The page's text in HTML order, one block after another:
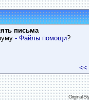
письма
- Файлы помощи?
<<
Original